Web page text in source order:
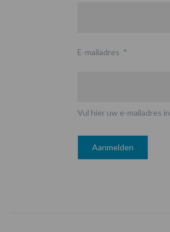
E-mailadres *
Vul hier uw e-mailadres in